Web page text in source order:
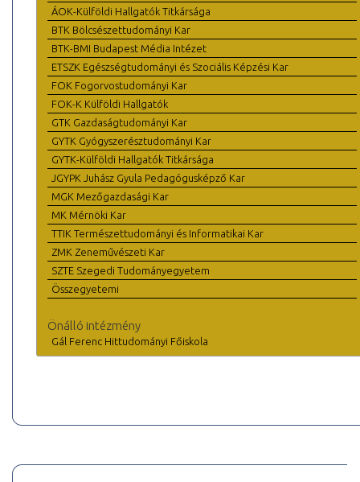
ÁOK-Külföldi Hallgatók Titkársága
BTK Bölcsészettudományi Kar
BTK-BMI Budapest Média Intézet
ETSZK Egészségtudományi és Szociális Képzési Kar
FOK Fogorvostudományi Kar
FOK-K Külföldi Hallgatók
GTK Gazdaságtudományi Kar
GYTK Gyógyszerésztudományi Kar
GYTK-Külföldi Hallgatók Titkársága
JGYPK Juhász Gyula Pedagógusképző Kar
MGK Mezőgazdasági Kar
MK Mérnöki Kar
TTIK Természettudományi és Informatikai Kar
ZMK Zeneművészeti Kar
SZTE Szegedi Tudományegyetem
Összegyetemi
Önálló intézmény
Gál Ferenc Hittudományi Főiskola